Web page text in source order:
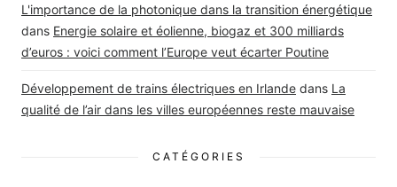
L'importance de la photonique dans la transition énergétique
dans Energie solaire et éolienne, biogaz et 300 milliards
d’euros : voici comment l’Europe veut écarter Poutine
Développement de trains électriques en Irlande dans La
qualité de l’air dans les villes européennes reste mauvaise
CATÉGORIES